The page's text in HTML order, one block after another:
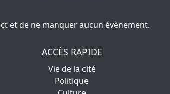
et de ne manquer aucun évènement.
ACCÈS RAPIDE
Vie de la cité
Politique